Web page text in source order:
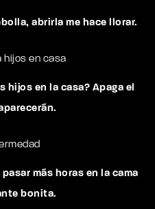
abrirla me hace llorar.
hijos en la casa? Apaga el
más horas en la cama
bonita.